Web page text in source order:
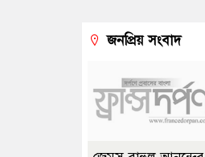
জনপ্রিয় সংবাদ